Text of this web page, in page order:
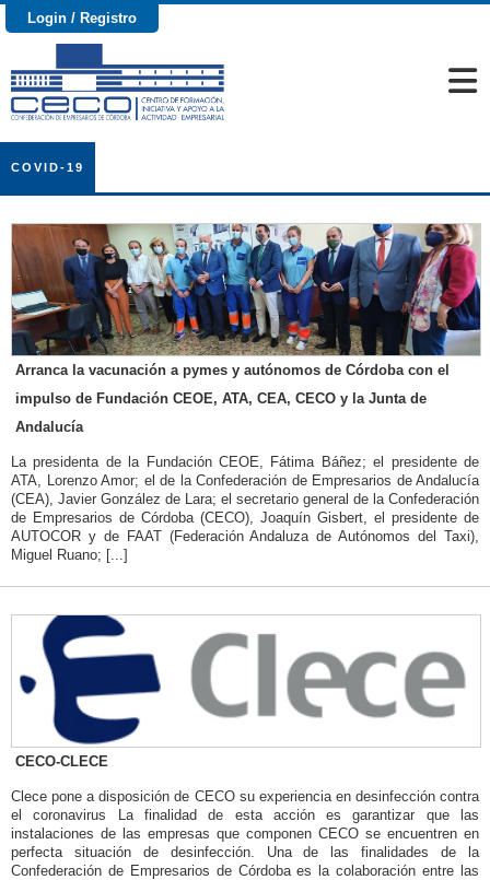
Login / Registro
COVID-19
Arranca la vacunación a pymes y autónomos de Córdoba con el
impulso de Fundación CEOE, ATA, CEA, CECO y la Junta de
Andalucía
La presidenta de la Fundación CEOE, Fátima Báñez; el presidente de
ATA, Lorenzo Amor; el de la Confederación de Empresarios de Andalucía
(CEA), Javier González de Lara; el secretario general de la Confederación
de Empresarios de Córdoba (CECO), Joaquín Gisbert, el presidente de
AUTOCOR y de FAAT (Federación Andaluza de Autónomos del Taxi),
Miguel Ruano; [...]
CECO-CLECE
Clece pone a disposición de CECO su experiencia en desinfección contra
el coronavirus La finalidad de esta acción es garantizar que las
instalaciones de las empresas que componen CECO se encuentren en
perfecta situación de desinfección. Una de las finalidades de la
Confederación de Empresarios de Córdoba es la colaboración entre las